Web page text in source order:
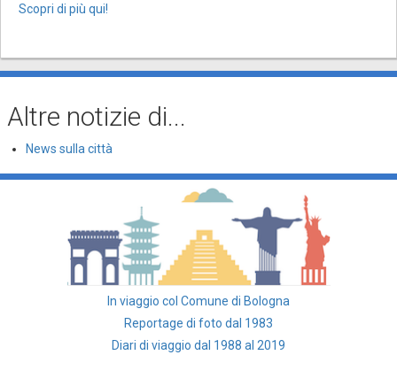
Scopri di più qui!
Altre notizie di...
News sulla città
In viaggio col Comune di Bologna
Reportage di foto dal 1983
Diari di viaggio dal 1988 al 2019